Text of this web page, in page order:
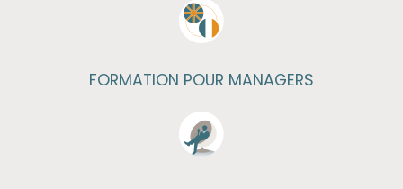
FORMATION POUR MANAGERS